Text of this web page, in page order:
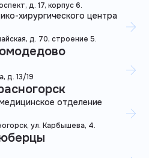
д. 17, корпус 6.
хирургического центра
д. 70, строение 5.
д. 13/19
отделение
ул. Карбышева, 4.